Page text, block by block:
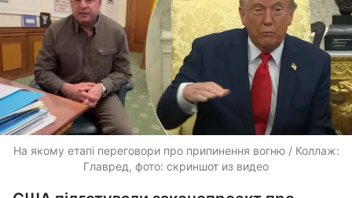
На якому етапі переговори про припинення вогню / Коллаж:
Главред, фото: скриншот из видео